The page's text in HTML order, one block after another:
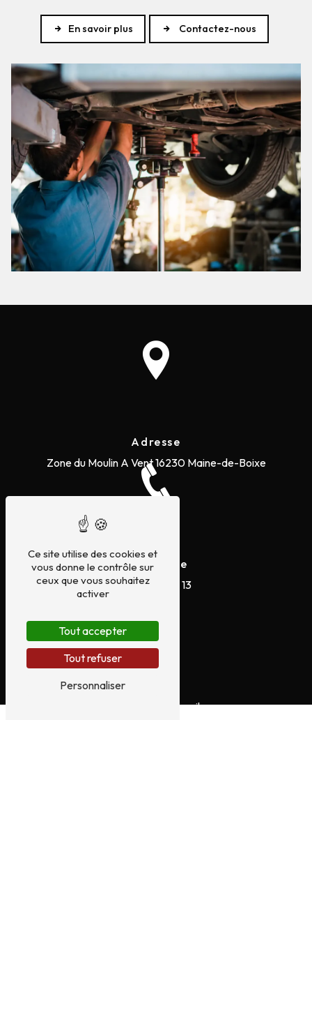
En savoir plus Contactez-nous
Adresse
Zone du Moulin A Vent16230 Maine-de-Boixe
Téléphone
05 45 20 73 13
servicesautos16@gmail.com
Ce site utilise des cookies et
vous donne le contrôle sur
ceux que vous souhaitez
activer
Tout accepter
Tout refuser
Personnaliser